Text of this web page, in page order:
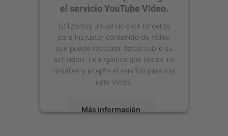
el servicio YouTube Video.
Utilizamos un servicio de terceros
para incrustar contenido de vídeo
que puede recopilar datos sobre su
actividad. Le rogamos que revise los
detalles y acepte el servicio para ver
este vídeo.
Más información